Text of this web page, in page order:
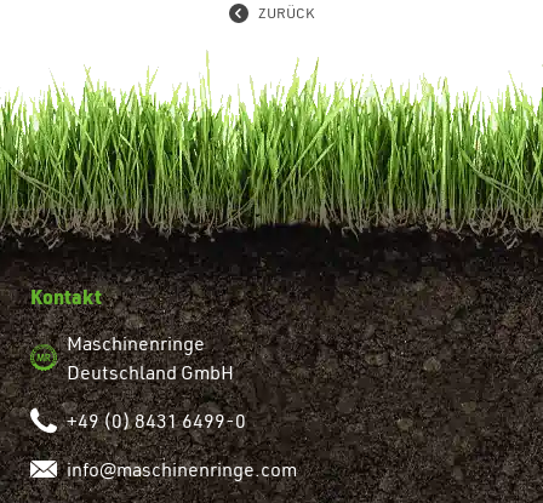
ZURÜCK
Kontakt
Maschinenringe
Deutschland GmbH
+49 (0) 8431 6499-0
info@maschinenringe.com